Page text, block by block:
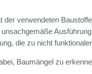
der verwendeten
die zu nicht
Baumängel zu